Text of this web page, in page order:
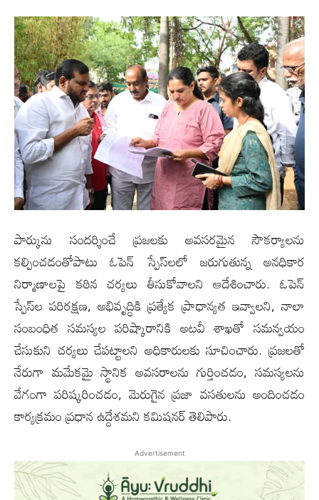
పార్కును సందర్శించే ప్రజలకు అవసరమైన సౌకర్యాలను
కల్పించడంతోపాటు ఓపెన్ స్పేస్‌లలో జరుగుతున్న అనధికార
నిర్మాణాలపై కఠిన చర్యలు తీసుకోవాలని ఆదేశించారు. ఓపెన్
స్పేస్‌ల పరిరక్షణ, అభివృద్ధికి ప్రత్యేక ప్రాధాన్యత ఇవ్వాలని, నాలా
సంబంధిత సమస్యల పరిష్కారానికి అటవీ శాఖతో సమన్వయం
చేసుకుని చర్యలు చేపట్టాలని అధికారులకు సూచించారు. ప్రజలతో
నేరుగా మమేకమై స్థానిక అవసరాలను గుర్తించడం, సమస్యలను
వేగంగా పరిష్కరించడం, మెరుగైన ప్రజా వసతులను అందించడం
కార్యక్రమం ప్రధాన ఉద్దేశమని కమిషనర్ తెలిపారు.
Advertisement